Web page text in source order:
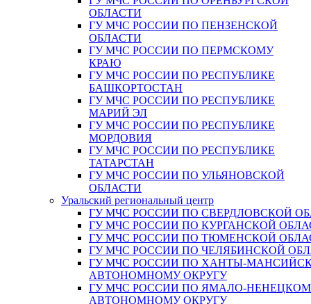
ОБЛАСТИ
ГУ МЧС РОССИИ ПО ПЕНЗЕНСКОЙ
ОБЛАСТИ
ГУ МЧС РОССИИ ПО ПЕРМСКОМУ
КРАЮ
ГУ МЧС РОССИИ ПО РЕСПУБЛИКЕ
БАШКОРТОСТАН
ГУ МЧС РОССИИ ПО РЕСПУБЛИКЕ
МАРИЙ ЭЛ
ГУ МЧС РОССИИ ПО РЕСПУБЛИКЕ
МОРДОВИЯ
ГУ МЧС РОССИИ ПО РЕСПУБЛИКЕ
ТАТАРСТАН
ГУ МЧС РОССИИ ПО УЛЬЯНОВСКОЙ
ОБЛАСТИ
Уральский региональный центр
ГУ МЧС РОССИИ ПО СВЕРДЛОВСКОЙ
ГУ МЧС РОССИИ ПО КУРГАНСКОЙ
ГУ МЧС РОССИИ ПО ТЮМЕНСКОЙ
ГУ МЧС РОССИИ ПО ЧЕЛЯБИНСКОЙ
ГУ МЧС РОССИИ ПО ХАНТЫ-
АВТОНОМНОМУ ОКРУГУ
ГУ МЧС РОССИИ ПО ЯМАЛО-
АВТОНОМНОМУ ОКРУГУ